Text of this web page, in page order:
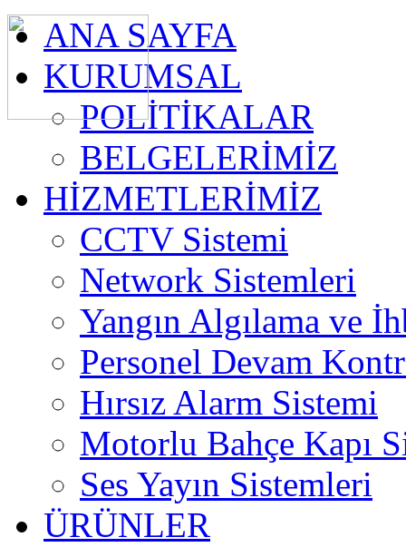
ANA SAYFA
KURUMSAL
POLİTİKALAR
BELGELERİMİZ
HİZMETLERİMİZ
CCTV Sistemi
Network Sistemleri
Yangın Algılama ve
Personel Devam
Hırsız Alarm Sistemi
Motorlu Bahçe Kapı
Ses Yayın Sistemleri
ÜRÜNLER